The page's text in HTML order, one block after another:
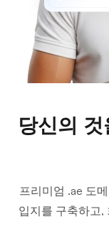
당신의
프리미엄 .ae 도
입지를 구축하고,